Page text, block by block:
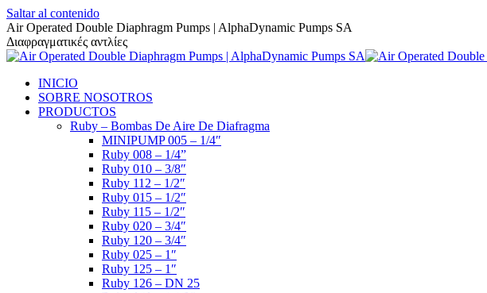
Saltar al contenido
Air Operated Double Diaphragm Pumps | AlphaDynamic Pumps SA
Διαφραγματικές αντλίες
INICIO
SOBRE NOSOTROS
PRODUCTOS
Ruby – Bombas De Aire De Diafragma
MINIPUMP 005 – 1/4″
Ruby 008 – 1/4”
Ruby 010 – 3/8″
Ruby 112 – 1/2″
Ruby 015 – 1/2″
Ruby 115 – 1/2″
Ruby 020 – 3/4″
Ruby 120 – 3/4″
Ruby 025 – 1″
Ruby 125 – 1″
Ruby 126 – DN 25